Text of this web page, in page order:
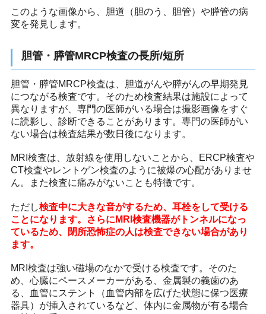
このような画像から、胆道（胆のう、胆管）や膵管の病
変を発見します。
胆管・膵管MRCP検査の長所/短所
胆管・膵管MRCP検査は、胆道がんや膵がんの早期発見
につながる検査です。そのため検査結果は施設によって
異なりますが、専門の医師がいる場合は撮影画像をすぐ
に読影し、診断できることがあります。専門の医師がい
ない場合は検査結果が数日後になります。
MRI検査は、放射線を使用しないことから、ERCP検査や
CT検査やレントゲン検査のように被爆の心配がありませ
ん。また検査に痛みがないことも特徴です。
ただし検査中に大きな音がするため、耳栓をして受ける
ことになります。さらにMRI検査機器がトンネルになっ
ているため、閉所恐怖症の人は検査できない場合があり
ます。
MRI検査は強い磁場のなかで受ける検査です。そのた
め、心臓にペースメーカーがある、金属製の義歯のあ
る、血管にステント（血管内部を広げた状態に保つ医療
器具）が挿入されているなど、体内に金属物が有る場合